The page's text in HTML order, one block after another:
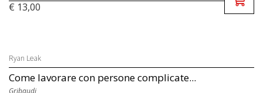
€ 13,00
Ryan Leak
Come lavorare con persone complicate...